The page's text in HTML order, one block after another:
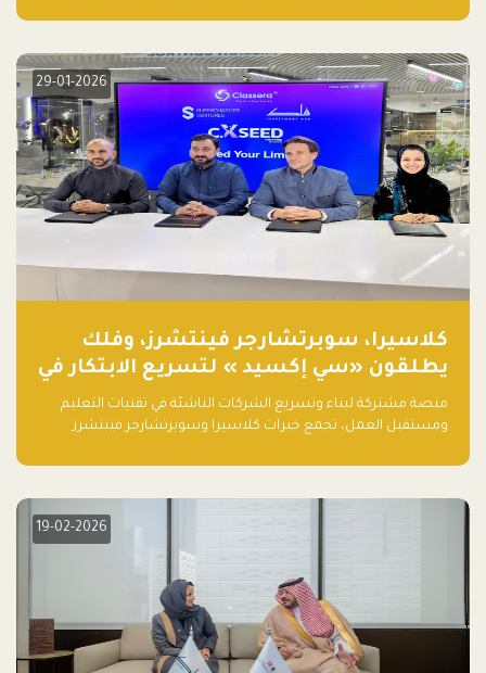
29-01-2026
كلاسيرا، سوبرتشارجر فينتشرز، وفلك
يطلقون «سي إكسيد » لتسريع الابتكار في
تقنيات التعليم ومستقبل العمل
منصة مشتركة لبناء وتسريع الشركات الناشئة في تقنيات التعليم
ومستقبل العمل، تجمع خبرات كلاسيرا وسوبرتشارجر فينتشرز
العالمية.
19-02-2026